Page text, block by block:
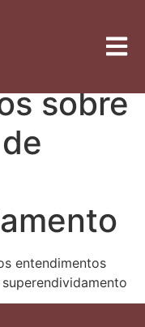
em
sobre
entendimentos